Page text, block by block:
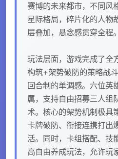
赛博的未来都市，不同风
星际格局，碎片化的人物
层叠加，悬念感贯穿全程。
玩法层面，游戏完成了全
构筑+架势破防的策略战
回合制的单调感。六位英
属，支持自由招募三人组
术。核心的架势机制极具
卡牌破防、衔接连携打出
活。同时，卡组搭配、技
高自由养成玩法，允许玩